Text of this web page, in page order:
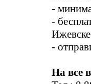
-
-
Ижевске
-
На все